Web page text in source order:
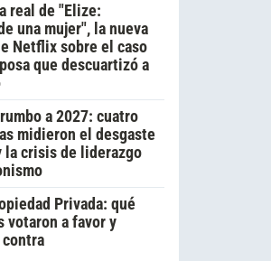
real de "Elize:
una mujer", la nueva
Netflix sobre el caso
que descuartizó a
a 2027: cuatro
midieron el desgaste
la crisis de liderazgo
Privada: qué
votaron a favor y